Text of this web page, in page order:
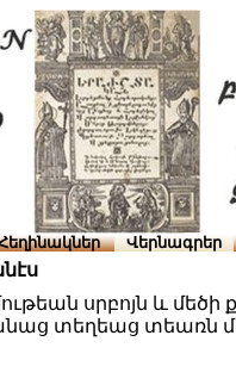
Վերնագրեր
սրբոյն և մեծի
տեղեաց տեառն